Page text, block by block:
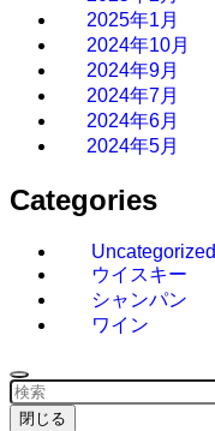
2025年1月
2024年10月
2024年9月
2024年7月
2024年6月
2024年5月
Categories
Uncategorized
ウイスキー
シャンパン
ワイン
閉じる